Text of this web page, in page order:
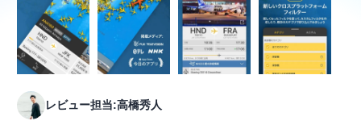
レビュー担当:高橋秀人